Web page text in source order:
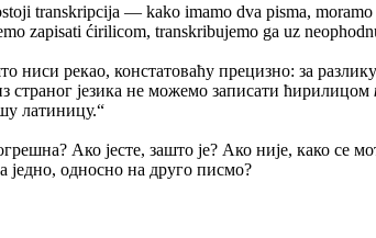
transkripcija — kako imamo dva pisma,
zapisati ćirilicom, transkribujemo ga uz
ниси рекао, констатоваћу прецизно: за
језика не можемо записати ћирилицом
латиницу.“
Ако јесте, зашто је? Ако није, како
једно, односно на друго писмо?